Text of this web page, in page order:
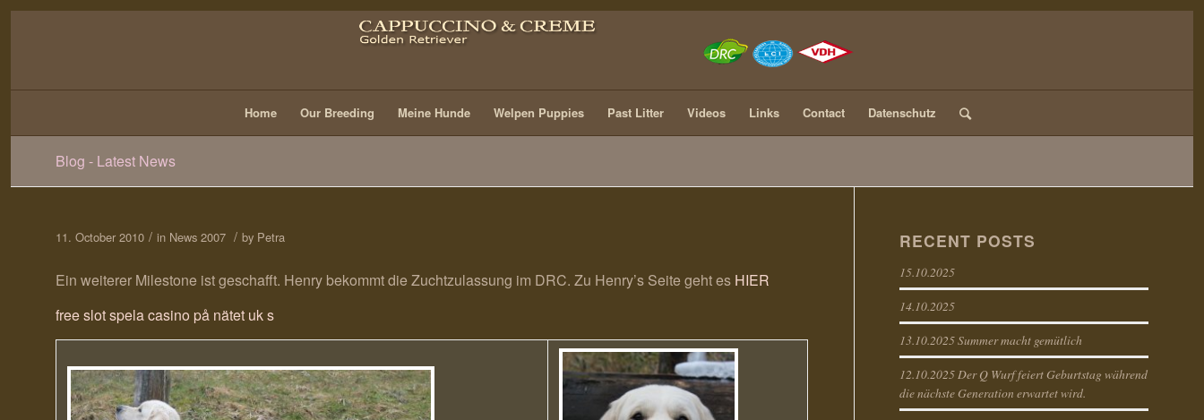
Home Our Breeding Meine Hunde Welpen Puppies Past Litter Videos Links Contact Datenschutz
Blog - Latest News
11. October 2010 / in News 2007 / by Petra
Ein weiterer Milestone ist geschafft. Henry bekommt die Zuchtzulassung im DRC. Zu Henry’s Seite geht es HIER
free slot spela casino på nätet uk s
RECENT POSTS
15.10.2025
14.10.2025
13.10.2025 Summer macht gemütlich
12.10.2025 Der Q Wurf feiert Geburtstag während
die nächste Generation erwartet wird.